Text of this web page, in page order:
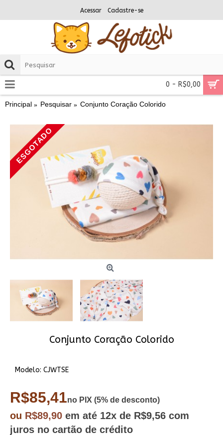
Acessar Cadastre-se
0 - R$0,00
Principal Pesquisar Conjunto Coração Colorido
ESGOTADO
Conjunto Coração Colorido
Modelo: CJWTSE
R$85,41no PIX (5% de desconto)
ou R$89,90 em até 12x de R$9,56 com
juros no cartão de crédito